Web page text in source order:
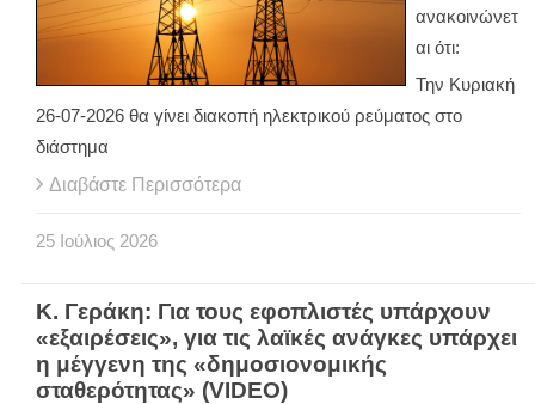
ανακοινώνετ
αι ότι:
Την Κυριακή
26-07-2026 θα γίνει διακοπή ηλεκτρικού ρεύματος στο
διάστημα
Διαβάστε Περισσότερα
25 Ιούλιος 2026
Κ. Γεράκη: Για τους εφοπλιστές υπάρχουν
«εξαιρέσεις», για τις λαϊκές ανάγκες υπάρχει
η μέγγενη της «δημοσιονομικής
σταθερότητας» (VIDEO)